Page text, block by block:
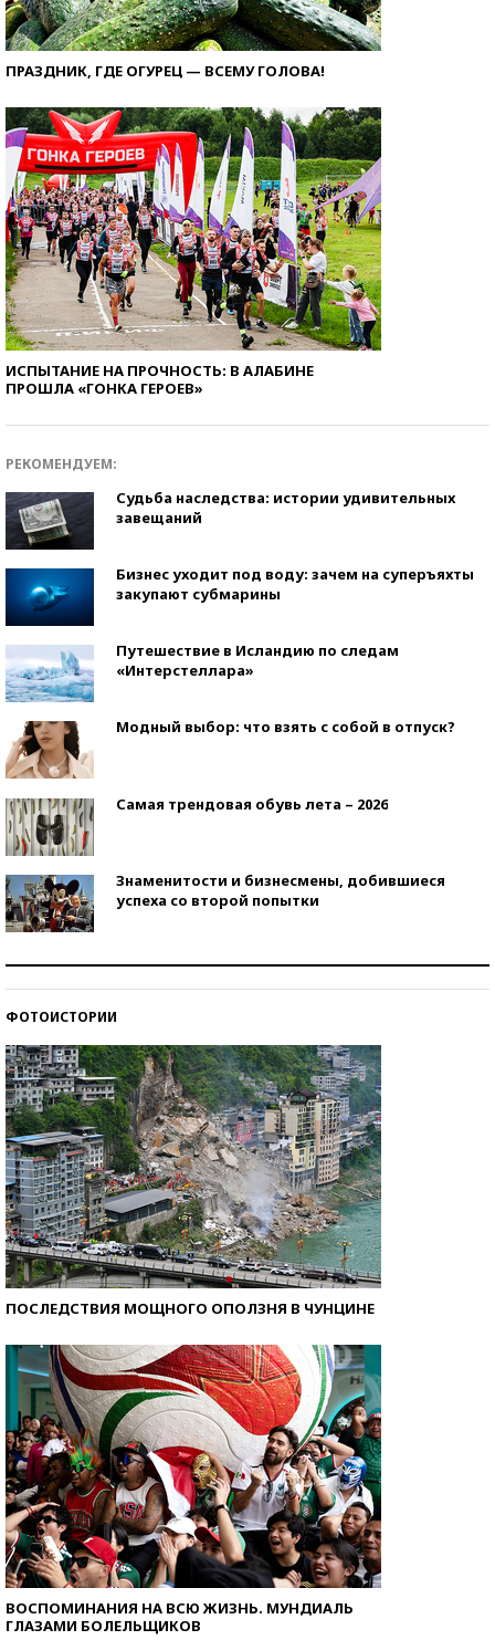
ПРАЗДНИК, ГДЕ ОГУРЕЦ — ВСЕМУ ГОЛОВА!
ИСПЫТАНИЕ НА ПРОЧНОСТЬ: В АЛАБИНЕ
ПРОШЛА «ГОНКА ГЕРОЕВ»
РЕКОМЕНДУЕМ:
Судьба наследства: истории удивительных
завещаний
Бизнес уходит под воду: зачем на суперъяхты
закупают субмарины
Путешествие в Исландию по следам
«Интерстеллара»
Модный выбор: что взять с собой в отпуск?
Самая трендовая обувь лета – 2026
Знаменитости и бизнесмены, добившиеся
успеха со второй попытки
ФОТОИСТОРИИ
ПОСЛЕДСТВИЯ МОЩНОГО ОПОЛЗНЯ В ЧУНЦИНЕ
ВОСПОМИНАНИЯ НА ВСЮ ЖИЗНЬ. МУНДИАЛЬ
ГЛАЗАМИ БОЛЕЛЬЩИКОВ